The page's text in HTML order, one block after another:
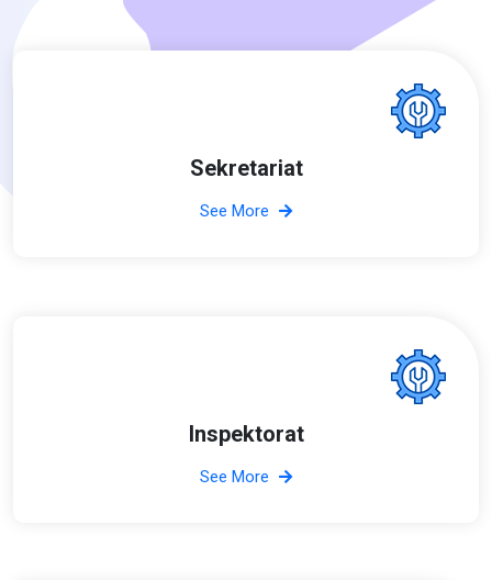
Sekretariat
See More
Inspektorat
See More